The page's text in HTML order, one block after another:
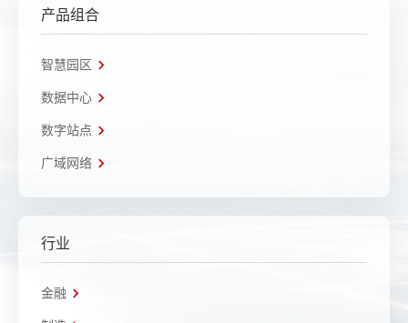
产品组合
智慧园区
数据中心
数字站点
广域网络
行业
金融